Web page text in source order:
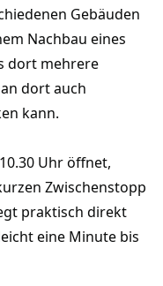
Gebäuden
Nachbau eines
dort mehrere
dort auch
kann.
Uhr öffnet,
Zwischenstopp
praktisch direkt
eine Minute bis